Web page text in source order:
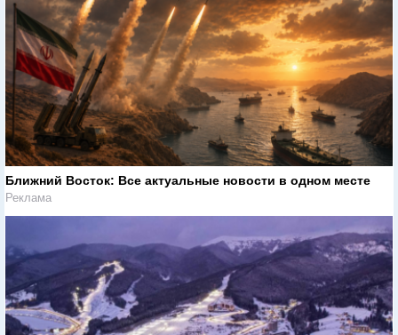
Ближний Восток: Все актуальные новости в одном месте
Реклама